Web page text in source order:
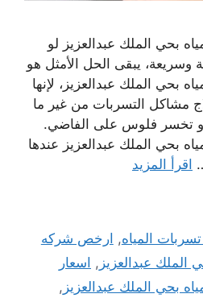
بحي الملك عبدالعزيز لو
يبقى الحل الأمثل هو
بحي الملك عبدالعزيز، لإنها
مشاكل التسربات من غير ما
تخسر فلوس على الفاضي.
بحي الملك عبدالعزيز عندها
اقرأ المزيد
المياه, ارخص شركه
عبدالعزيز , اسعار
بحي الملك عبدالعزيز ,